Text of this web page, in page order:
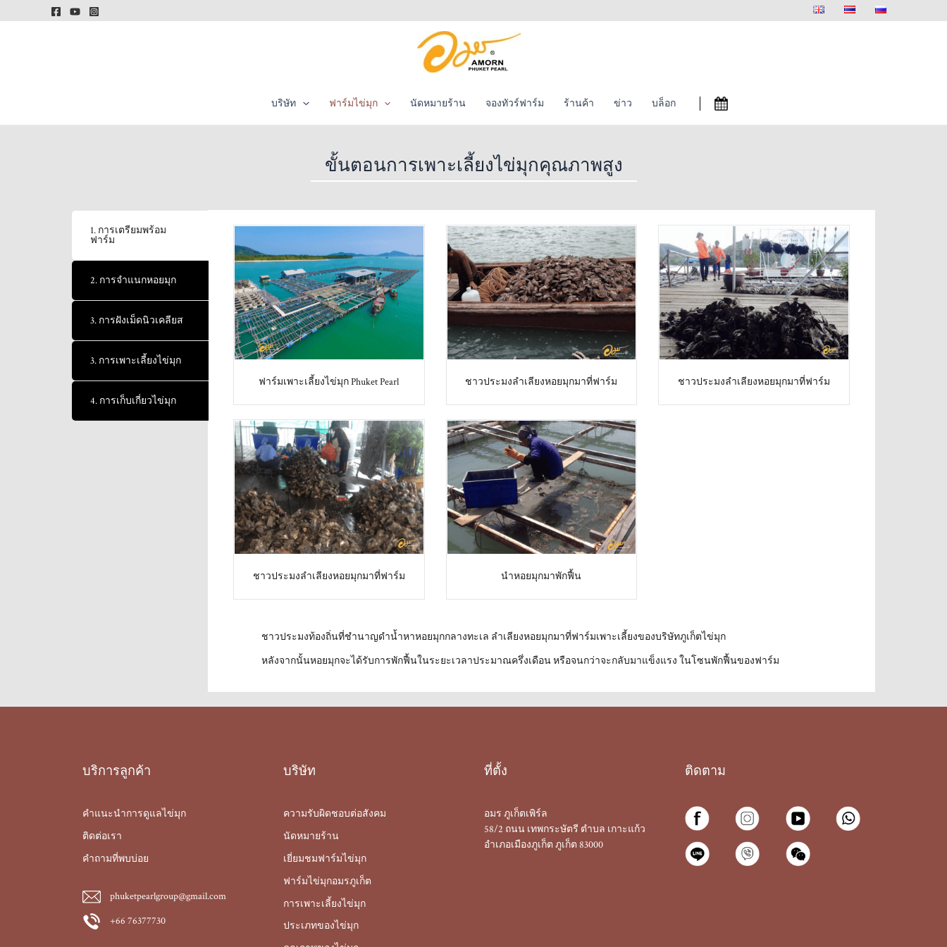
to
บริษัท ฟาร์มไข่มุก นัดหมายร้าน จองทัวร์ฟาร์ม ร้านค้า ข่าว บล็อก
ขั้นตอนการเพาะเลี้ยงไข่มุกคุณภาพสูง
1. การเตรียมพร้อม
ฟาร์ม
2. การจำแนกหอยมุก
3. การฝังเม็ดนิวเคลียส
3. การเพาะเลี้ยงไข่มุก
4. การเก็บเกี่ยวไข่มุก
ฟาร์มเพาะเลี้ยงไข่มุก Phuket Pearl ชาวประมงลำเลียงหอยมุกมาที่ฟาร์ม ชาวประมงลำเลียงหอยมุกมาที่ฟาร์ม
ชาวประมงลำเลียงหอยมุกมาที่ฟาร์ม นำหอยมุกมาพักฟื้น
ชาวประมงท้องถิ่นที่ชำนาญดำน้ำหาหอยมุกกลางทะเล ลำเลียงหอยมุกมาที่ฟาร์มเพาะเลี้ยงของบริษัทภูเก็ตไข่มุก
หลังจากนั้นหอยมุกจะได้รับการพักฟื้นในระยะเวลาประมาณครึ่งเดือน หรือจนกว่าจะกลับมาแข็งแรง ในโซนพักฟื้นของฟาร์ม
บริการลูกค้า
คำแนะนำการดูแลไข่มุก
ติดต่อเรา
คำถามที่พบบ่อย
phuketpearlgroup@gmail.com
+66 76377730
บริษัท
ความรับผิดชอบต่อสังคม
นัดหมายร้าน
เยี่ยมชมฟาร์มไข่มุก
ฟาร์มไข่มุกอมรภูเก็ต
การเพาะเลี้ยงไข่มุก
ประเภทของไข่มุก
ที่ตั้ง
อมร ภูเก็ตเพิร์ล
58/2 ถนน เทพกระษัตรี ตำบล เกาะแก้ว
อำเภอเมืองภูเก็ต ภูเก็ต 83000
ติดตาม